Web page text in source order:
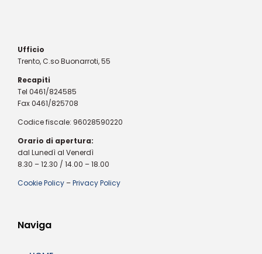
Ufficio
Trento, C.so Buonarroti, 55
Recapiti
Tel 0461/824585
Fax 0461/825708
Codice fiscale: 96028590220
Orario di apertura:
dal Lunedì al Venerdì
8.30 – 12.30 / 14.00 – 18.00
Cookie Policy –Privacy Policy
Naviga